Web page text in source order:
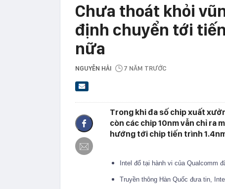
Chưa thoát khỏi
định chuyển tới
nữa
NGUYỄN HẢI 7 NĂM TRƯỚC
Trong khi đa số chip xuất
còn các chip 10nm vẫn chỉ ra
hướng tới chip tiến trình
Intel đổ tại hành vi của Qualcomm
Truyền thông Hàn Quốc đưa tin,